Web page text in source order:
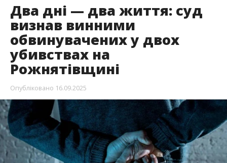
Два дні — два життя: суд
визнав винними
обвинувачених у двох
убивствах на
Рожнятівщині
Опубліковано 16.09.2025